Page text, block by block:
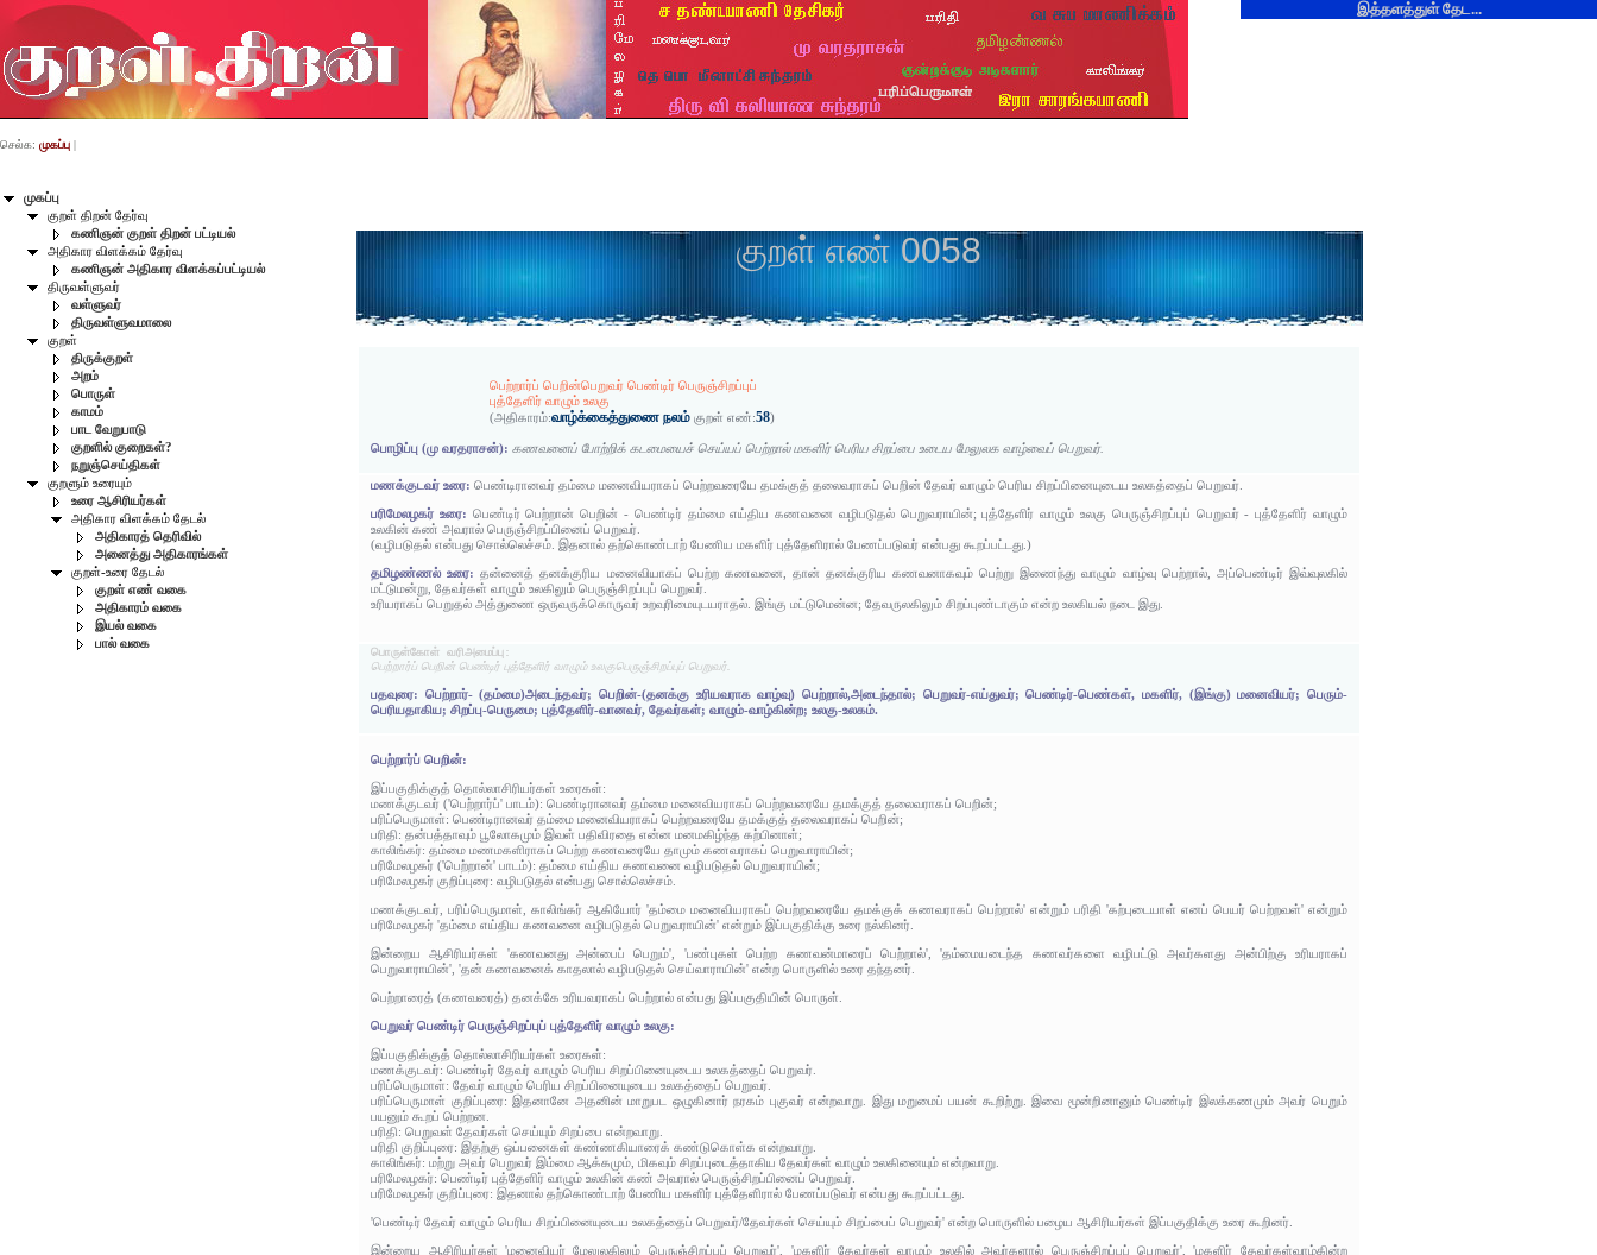
இத்தளத்துள் தேட...
முகப்பு
குறள் திறன் தேர்வு
கணிஞன் குறள் திறன் பட்டியல்
அதிகார விளக்கம் தேர்வு
கணிஞன் அதிகார விளக்கப்பட்டியல்
திருவள்ளுவர்
வள்ளுவர்
திருவள்ளுவமாலை
குறள்
திருக்குறள்
அறம்
பொருள்
காமம்
பாட வேறுபாடு
குறளில் குறைகள்?
நறுஞ்செய்திகள்
குறளும் உரையும்
உரை ஆசிரியர்கள்
அதிகார விளக்கம் தேடல்
அதிகாரத் தெரிவில்
அனைத்து அதிகாரங்கள்
குறள்-உரை தேடல்
குறள் எண் வகை
அதிகாரம் வகை
இயல் வகை
பால் வகை
செல்க: முகப்பு |
குறள் எண் 0058
பெற்றார்ப் பெறின்பெறுவர் பெண்டிர் பெருஞ்சிறப்புப்
புத்தேளிர் வாழும் உலகு
(அதிகாரம்:வாழ்க்கைத்துணை நலம் குறள் எண்:58)
பொழிப்பு (மு வரதராசன்):கணவனைப் போற்றிக் கடமையைச் செய்யப் பெற்றால் மகளிர் பெரிய சிறப்பை உடைய மேலுலக வாழ்வைப் பெறுவர்.
மணக்குடவர் உரை:பெண்டிரானவர் தம்மை மனைவியராகப் பெற்றவரையே தமக்குத் தலைவராகப் பெறின் தேவர் வாழும் பெரிய சிறப்பினையுடைய உலகத்தைப் பெறுவர்.
பரிமேலழகர் உரை: பெண்டிர் பெற்றான் பெறின் - பெண்டிர் தம்மை எய்திய கணவனை வழிபடுதல் பெறுவராயின்; புத்தேளிர் வாழும் உலகு பெருஞ்சிறப்புப் பெறுவர் - புத்தேளிர் வாழும்
உலகின் கண் அவரால் பெருஞ்சிறப்பினைப் பெறுவர்.
(வழிபடுதல் என்பது சொல்லெச்சம். இதனால் தற்கொண்டாற் பேணிய மகளிர் புத்தேளிரால் பேணப்படுவர் என்பது கூறப்பட்டது.)
தமிழண்ணல் உரை:தன்னைத் தனக்குரிய மனைவியாகப் பெற்ற கணவனை, தான் தனக்குரிய கணவனாகவும் பெற்று இணைந்து வாழும் வாழ்வு பெற்றால், அப்பெண்டிர் இவ்வுலகில்
மட்டுமன்று, தேவர்கள் வாழும் உலகிலும் பெருஞ்சிறப்புப் பெறுவர்.
உரியராகப் பெறுதல் அத்துணை ஒருவருக்கொருவர் உறவுரிமையுடயராதல். இங்கு மட்டுமென்ன; தேவருலகிலும் சிறப்புண்டாகும் என்ற உலகியல் நடை இது.
பொருள்கோள் வரிஅமைப்பு:
பெற்றார்ப் பெறின் பெண்டிர் புத்தேளிர் வாழும் உலகுபெருஞ்சிறப்புப் பெறுவர்.
பதவுரை: பெற்றார்- (தம்மை)அடைந்தவர்; பெறின்-(தனக்கு உரியவராக வாழ்வு) பெற்றால்,அடைந்தால்; பெறுவர்-எய்துவர்; பெண்டிர்-பெண்கள், மகளிர், (இங்கு) மனைவியர்; பெரும்-
பெரியதாகிய; சிறப்பு-பெருமை; புத்தேளிர்-வானவர், தேவர்கள்; வாழும்-வாழ்கின்ற; உலகு-உலகம்.
பெற்றார்ப் பெறின்:
இப்பகுதிக்குத் தொல்லாசிரியர்கள் உரைகள்:
மணக்குடவர் ('பெற்றார்ப்' பாடம்): பெண்டிரானவர் தம்மை மனைவியராகப் பெற்றவரையே தமக்குத் தலைவராகப் பெறின்;
பரிப்பெருமாள்: பெண்டிரானவர் தம்மை மனைவியராகப் பெற்றவரையே தமக்குத் தலைவராகப் பெறின்;
பரிதி: தன்பத்தாவும் பூலோகமும் இவள் பதிவிரதை என்ன மனமகிழ்ந்த கற்பினாள்;
காலிங்கர்: தம்மை மணமகளிராகப் பெற்ற கணவரையே தாமும் கணவராகப் பெறுவாராயின்;
பரிமேலழகர் ('பெற்றான்' பாடம்): தம்மை எய்திய கணவனை வழிபடுதல் பெறுவராயின்;
பரிமேலழகர் குறிப்புரை: வழிபடுதல் என்பது சொல்லெச்சம்.
மணக்குடவர், பரிப்பெருமாள், காலிங்கர் ஆகியோர் 'தம்மை மனைவியராகப் பெற்றவரையே தமக்குக் கணவராகப் பெற்றால்' என்றும் பரிதி 'கற்புடையாள் எனப் பெயர் பெற்றவள்' என்றும்
பரிமேலழகர் 'தம்மை எய்திய கணவனை வழிபடுதல் பெறுவராயின்' என்றும் இப்பகுதிக்கு உரை நல்கினர்.
இன்றைய ஆசிரியர்கள் 'கணவனது அன்பைப் பெறும்', 'பண்புகள் பெற்ற கணவன்மாரைப் பெற்றால்', 'தம்மையடைந்த கணவர்களை வழிபட்டு அவர்களது அன்பிற்கு உரியராகப்
பெறுவாராயின்', 'தன் கணவனைக் காதலால் வழிபடுதல் செய்வாராயின்' என்ற பொருளில் உரை தந்தனர்.
பெற்றாரைத் (கணவரைத்) தனக்கே உரியவராகப் பெற்றால் என்பது இப்பகுதியின் பொருள்.
பெறுவர் பெண்டிர் பெருஞ்சிறப்புப் புத்தேளிர் வாழும் உலகு:
இப்பகுதிக்குத் தொல்லாசிரியர்கள் உரைகள்:
மணக்குடவர்: பெண்டிர் தேவர் வாழும் பெரிய சிறப்பினையுடைய உலகத்தைப் பெறுவர்.
பரிப்பெருமாள்: தேவர் வாழும் பெரிய சிறப்பினையுடைய உலகத்தைப் பெறுவர்.
பரிப்பெருமாள் குறிப்புரை: இதனானே அதனின் மாறுபட ஒழுகினார் நரகம் புகுவர் என்றவாறு. இது மறுமைப் பயன் கூறிற்று. இவை மூன்றினானும் பெண்டிர் இலக்கணமும் அவர் பெறும்
பயனும் கூறப் பெற்றன.
பரிதி: பெறுவள் தேவர்கள் செய்யும் சிறப்பை என்றவாறு.
பரிதி குறிப்புரை: இதற்கு ஒப்பனைகள் கண்ணகியாரைக் கண்டுகொள்க என்றவாறு.
காலிங்கர்: மற்று அவர் பெறுவர் இம்மை ஆக்கமும், மிகவும் சிறப்புடைத்தாகிய தேவர்கள் வாழும் உலகினையும் என்றவாறு.
பரிமேலழகர்: பெண்டிர் புத்தேளிர் வாழும் உலகின் கண் அவரால் பெருஞ்சிறப்பினைப் பெறுவர்.
பரிமேலழகர் குறிப்புரை: இதனால் தற்கொண்டாற் பேணிய மகளிர் புத்தேளிரால் பேணப்படுவர் என்பது கூறப்பட்டது.
'பெண்டிர் தேவர் வாழும் பெரிய சிறப்பினையுடைய உலகத்தைப் பெறுவர்/தேவர்கள் செய்யும் சிறப்பைப் பெறுவர்' என்ற பொருளில் பழைய ஆசிரியர்கள் இப்பகுதிக்கு உரை கூறினர்.
இன்றைய ஆசிரியர்கள் 'மனைவியர் மேலுலகிலும் பெருஞ்சிறப்புப் பெறுவர்', 'மகளிர் தேவர்கள் வாழும் உலகில் அவர்களால் பெருஞ்சிறப்புப் பெறுவர்', 'மகளிர் தேவர்கள்வாழ்கின்ற